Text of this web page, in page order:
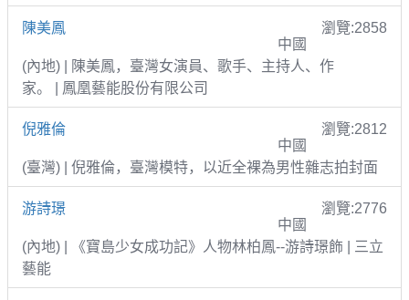
陳美鳳
瀏覽:2858
中國
(內地) | 陳美鳳，臺灣女演員、歌手、主持人、作
家。 | 鳳凰藝能股份有限公司
倪雅倫
瀏覽:2812
中國
(臺灣) | 倪雅倫，臺灣模特，以近全裸為男性雜志拍封面
游詩璟
瀏覽:2776
中國
(內地) | 《寶島少女成功記》人物林柏鳳--游詩璟飾 | 三立
藝能